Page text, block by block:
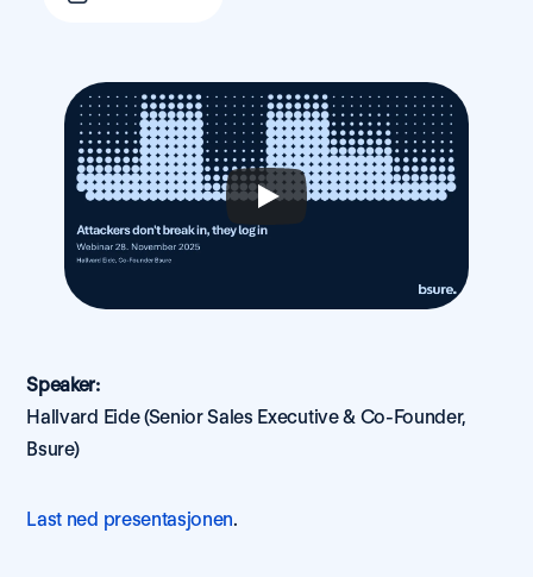
Speaker:
Hallvard Eide (Senior Sales Executive & Co-Founder,
Bsure)
Last ned presentasjonen.